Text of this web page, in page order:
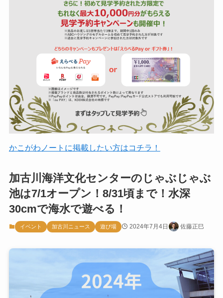
かこがわノートに掲載したい方はコチラ！
加古川海洋文化センターのじゃぶじゃぶ
池は7/1オープン！8/31頃まで！水深
30cmで海水で遊べる！
イベント 加古川ニュース 遊び場 2024年7月4日 佐藤正巳